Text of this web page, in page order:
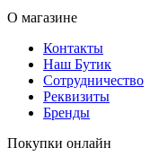
О магазине
Контакты
Наш Бутик
Сотрудничество
Реквизиты
Бренды
Покупки онлайн